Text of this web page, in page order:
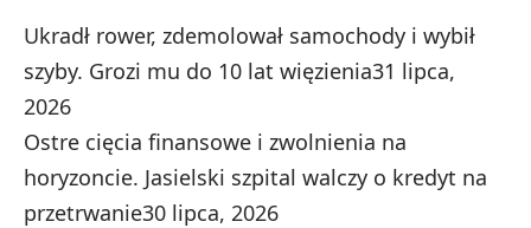
Ukradł rower, zdemolował samochody i wybił
szyby. Grozi mu do 10 lat więzienia31 lipca,
2026
Ostre cięcia finansowe i zwolnienia na
horyzoncie. Jasielski szpital walczy o kredyt na
przetrwanie30 lipca, 2026